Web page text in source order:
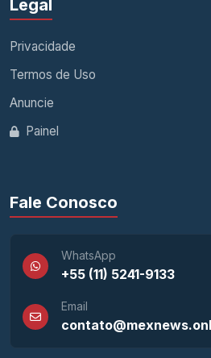
Legal
Privacidade
Termos de Uso
Anuncie
Painel
Fale Conosco
WhatsApp
+55 (11) 5241-9133
Email